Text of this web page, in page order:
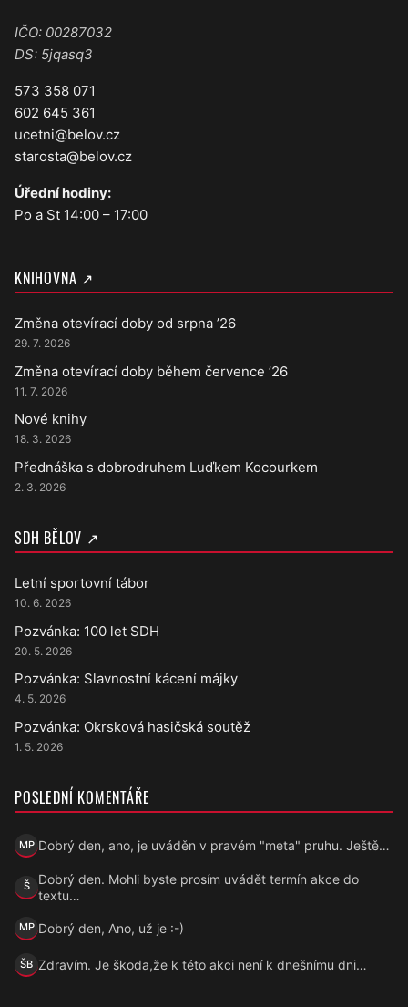
IČO: 00287032
DS: 5jqasq3
573 358 071
602 645 361
ucetni@belov.cz
starosta@belov.cz
Úřední hodiny:
Po a St 14:00 – 17:00
KNIHOVNA ↗
Změna otevírací doby od srpna ’26
29. 7. 2026
Změna otevírací doby během července ’26
11. 7. 2026
Nové knihy
18. 3. 2026
Přednáška s dobrodruhem Luďkem Kocourkem
2. 3. 2026
SDH BĚLOV ↗
Letní sportovní tábor
10. 6. 2026
Pozvánka: 100 let SDH
20. 5. 2026
Pozvánka: Slavnostní kácení májky
4. 5. 2026
Pozvánka: Okrsková hasičská soutěž
1. 5. 2026
POSLEDNÍ KOMENTÁŘE
MP
Marek Přecechtěl
Dobrý den, ano, je uváděn v pravém "meta" pruhu. Ještě…
ŠŠárka
Dobrý den. Mohli byste prosím uvádět termín akce do
textu…
MPMarek Přecechtěl
Dobrý den, Ano, už je :-)
ŠBŠárka B.
Zdravím. Je škoda,že k této akci není k dnešnímu dni…